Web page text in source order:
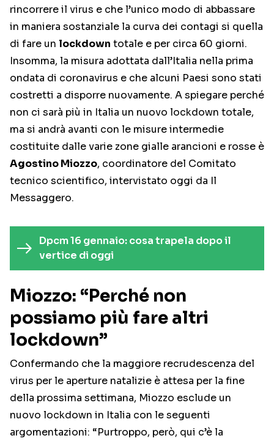
rincorrere il virus e che l’unico modo di abbassare
in maniera sostanziale la curva dei contagi si quella
di fare un lockdown totale e per circa 60 giorni.
Insomma, la misura adottata dall’Italia nella prima
ondata di coronavirus e che alcuni Paesi sono stati
costretti a disporre nuovamente. A spiegare perché
non ci sarà più in Italia un nuovo lockdown totale,
ma si andrà avanti con le misure intermedie
costituite dalle varie zone gialle arancioni e rosse è
Agostino Miozzo, coordinatore del Comitato
tecnico scientifico, intervistato oggi da Il
Messaggero.
Dpcm 16 gennaio: cosa trapela dopo il
vertice di oggi
Miozzo: “Perché non
possiamo più fare altri
lockdown”
Confermando che la maggiore recrudescenza del
virus per le aperture natalizie è attesa per la fine
della prossima settimana, Miozzo esclude un
nuovo lockdown in Italia con le seguenti
argomentazioni: “Purtroppo, però, qui c’è la